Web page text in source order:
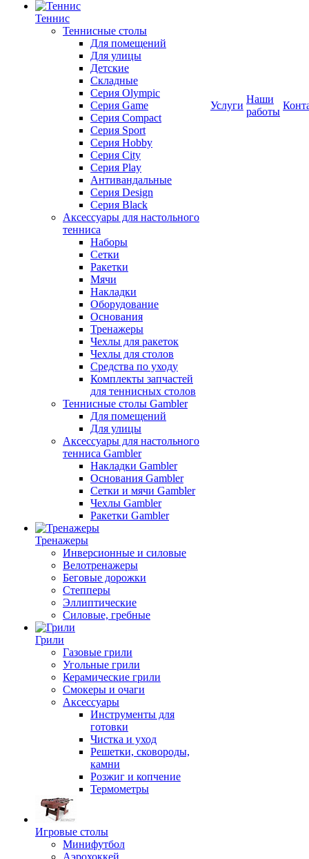
Теннис
Теннисные столы
Для помещений
Для улицы
Детские
Складные
Серия Olympic
Серия Game
Серия Compact
Серия Sport
Серия Hobby
Серия City
Серия Play
Антивандальные
Серия Design
Серия Black
Аксессуары для настольного
тенниса
Наборы
Сетки
Ракетки
Мячи
Накладки
Оборудование
Основания
Тренажеры
Чехлы для ракеток
Чехлы для столов
Средства по уходу
Комплекты запчастей
для теннисных столов
Теннисные столы Gambler
Для помещений
Для улицы
Аксессуары для настольного
тенниса Gambler
Накладки Gambler
Основания Gambler
Сетки и мячи Gambler
Чехлы Gambler
Ракетки Gambler
Тренажеры
Инверсионные и силовые
Велотренажеры
Беговые дорожки
Степперы
Эллиптические
Силовые, гребные
Грили
Газовые грили
Угольные грили
Керамические грили
Смокеры и очаги
Аксессуары
Инструменты для
готовки
Чистка и уход
Решетки, сковороды,
камни
Розжиг и копчение
Термометры
Игровые столы
Минифутбол
Аэрохоккей
Услуги
Наши
работы